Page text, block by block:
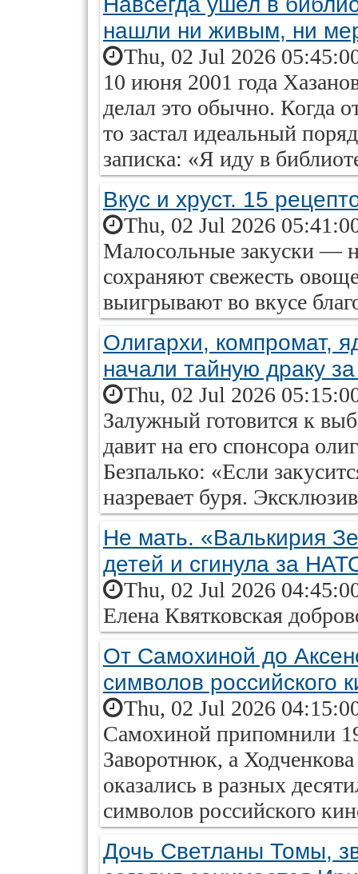
нашли ни живым, ни
Thu, 02 Jul 2026
10 июня 2001 года
делал это обычно. Когда
то застал идеальный
записка: «Я иду в
Вкус и хруст. 15
Thu, 02 Jul 2026
Малосольные закуски —
сохраняют свежесть
выигрывают во вкусе
Олигархи, компромат,
начали тайную драку
Thu, 02 Jul 2026
Залужный готовится к
давит на его спонсора
Безпалько: «Если
назревает буря.
Не мать. «Валькирия
детей и сгинула за
Thu, 02 Jul 2026
Елена Квятковская
От Самохиной до
символов российского
Thu, 02 Jul 2026
Самохиной припомнили
Заворотнюк, а
оказались в разных
символов российского
Дочь Светланы Томы,